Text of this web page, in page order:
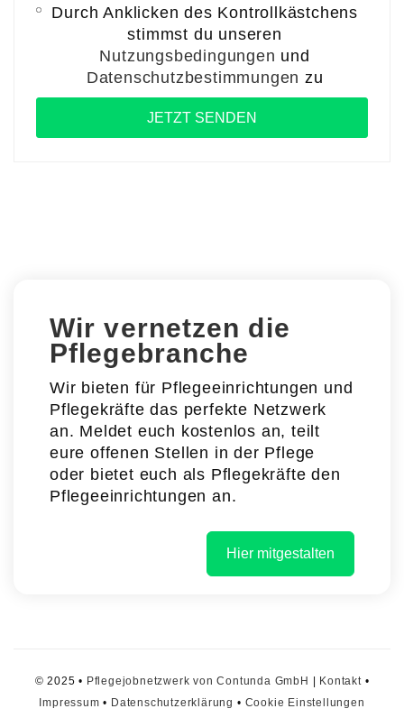
Durch Anklicken des Kontrollkästchens
stimmst du unseren
Nutzungsbedingungen und
Datenschutzbestimmungen zu
Wir vernetzen die
Pflegebranche
Wir bieten für Pflegeeinrichtungen und
Pflegekräfte das perfekte Netzwerk
an. Meldet euch kostenlos an, teilt
eure offenen Stellen in der Pflege
oder bietet euch als Pflegekräfte den
Pflegeeinrichtungen an.
Hier mitgestalten
© 2025 • Pflegejobnetzwerk von Contunda GmbH Kontakt•
Impressum • Datenschutzerklärung • Cookie Einstellungen